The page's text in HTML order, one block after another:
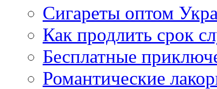
Сигареты оптом
Как продлить срок
Бесплатные
Романтические